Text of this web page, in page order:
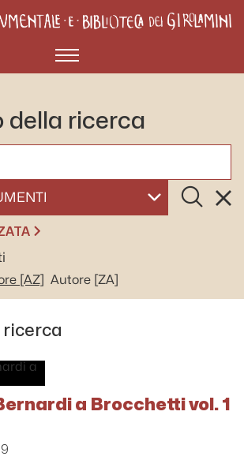
Menù
della ricerca
Cerca
[AZ] Autore [ZA]
a Brocchetti vol. 1